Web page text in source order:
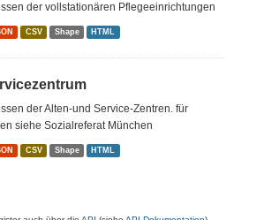
der vollstationären Pflegeeinrichtungen
CSV Shape HTML
der Alten-und Service-Zentren. für
siehe Sozialreferat München
CSV Shape HTML